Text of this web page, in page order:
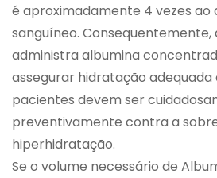
é aproximadamente 4 vezes ao
sanguíneo. Consequentemente,
administra albumina
assegurar hidratação adequada
pacientes devem ser
preventivamente contra a
hiperhidratação.
Se o volume necessário de